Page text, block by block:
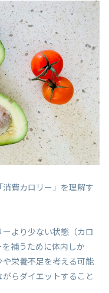
費カロリー」を理解す
より少ない状態（カロ
補うために体内しか
栄養不足を考える可能
らダイエットすること